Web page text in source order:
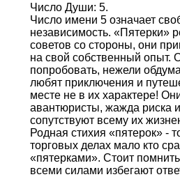
Число Души: 5.
Число имени 5 означает
независимость. «Пятерки»
советов со стороны, они
на свой собственный опыт.
попробовать, нежели
любят приключения и
месте не в их характере!
авантюристы, жажда риска
сопутствуют всему их
Родная стихия «пятерок» -
торговых делах мало кто
«пятерками». Стоит
всеми силами избегают